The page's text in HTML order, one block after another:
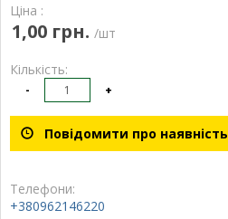
Ціна :
1,00 грн. /шт
Кількість:
- +
Повідомити про наявність
Телефони:
+380962146220